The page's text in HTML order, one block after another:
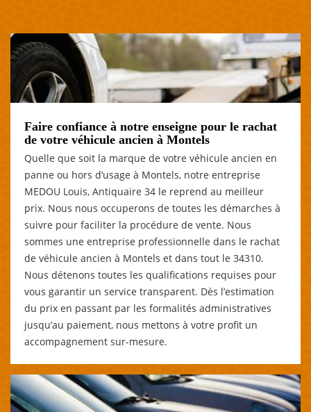
Faire confiance à notre enseigne pour le rachat
de votre véhicule ancien à Montels
Quelle que soit la marque de votre véhicule ancien en
panne ou hors d’usage à Montels, notre entreprise
MEDOU Louis, Antiquaire 34 le reprend au meilleur
prix. Nous nous occuperons de toutes les démarches à
suivre pour faciliter la procédure de vente. Nous
sommes une entreprise professionnelle dans le rachat
de véhicule ancien à Montels et dans tout le 34310.
Nous détenons toutes les qualifications requises pour
vous garantir un service transparent. Dès l’estimation
du prix en passant par les formalités administratives
jusqu’au paiement, nous mettons à votre profit un
accompagnement sur-mesure.